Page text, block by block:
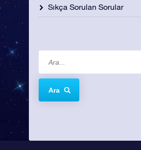
Sıkça Sorulan Sorular
Ara